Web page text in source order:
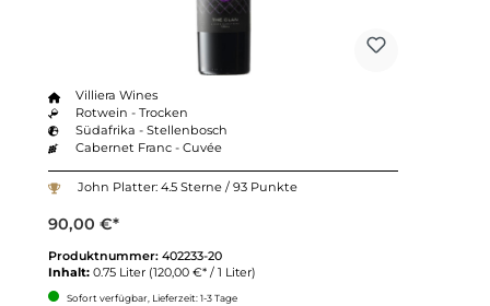
Villiera Wines
Rotwein - Trocken
Südafrika - Stellenbosch
Cabernet Franc - Cuvée
John Platter: 4.5 Sterne / 93 Punkte
90,00 €*
Produktnummer: 402233-20
Inhalt: 0.75 Liter (120,00 €* / 1 Liter)
Sofort verfügbar, Lieferzeit: 1-3 Tage